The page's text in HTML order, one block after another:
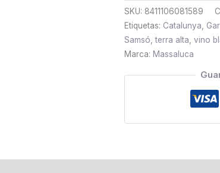
SKU: 8411106081589
Etiquetas: Catalunya,
Samsó,terra alta, vino
Marca: Massaluca